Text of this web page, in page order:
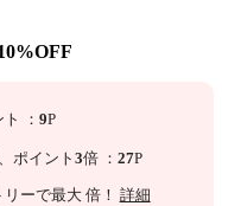
： 9P
ポイント 3倍 ： 27P
リーで最大 倍！ 詳細